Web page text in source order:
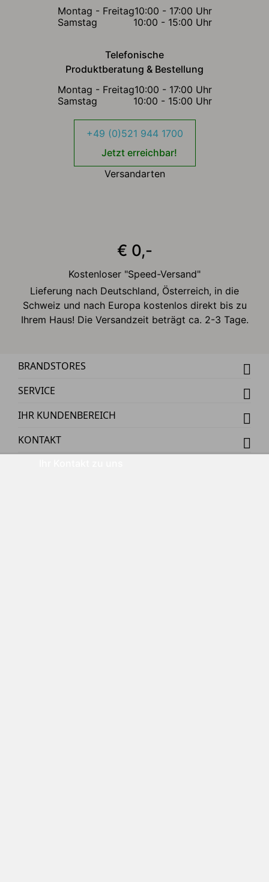
Montag - Freitag10:00 - 17:00 Uhr
Samstag
10:00 - 15:00 Uhr
Telefonische
Produktberatung & Bestellung
Montag - Freitag10:00 - 17:00 Uhr
Samstag
10:00 - 15:00 Uhr
+49 (0)521 944 1700
Jetzt erreichbar!
Versandarten
€ 0,-
Kostenloser "Speed-Versand"
Lieferung nach Deutschland, Österreich, in die
Schweiz und nach Europa kostenlos direkt bis zu
Ihrem Haus! Die Versandzeit beträgt ca. 2-3 Tage.
BRANDSTORES
SERVICE
IHR KUNDENBEREICH
KONTAKT